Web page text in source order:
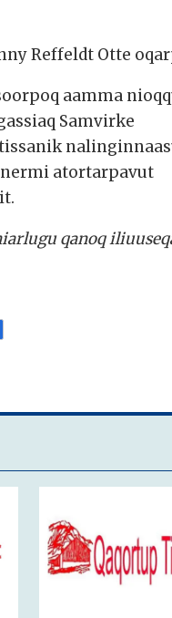
Reffeldt Otte
aamma
Samvirke
atortarpavut
qanoq